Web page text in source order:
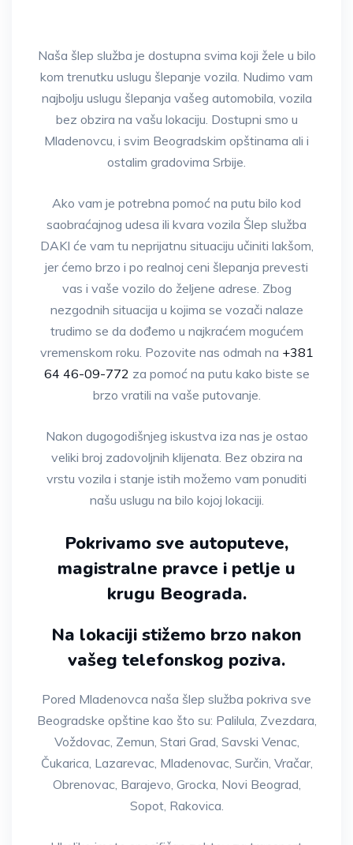
Naša šlep služba je dostupna svima koji žele u bilo
kom trenutku uslugu šlepanje vozila. Nudimo vam
najbolju uslugu šlepanja vašeg automobila, vozila
bez obzira na vašu lokaciju. Dostupni smo u
Mladenovcu, i svim Beogradskim opštinama ali i
ostalim gradovima Srbije.
Ako vam je potrebna pomoć na putu bilo kod
saobraćajnog udesa ili kvara vozila Šlep služba
DAKI će vam tu neprijatnu situaciju učiniti lakšom,
jer ćemo brzo i po realnoj ceni šlepanja prevesti
vas i vaše vozilo do željene adrese. Zbog
nezgodnih situacija u kojima se vozači nalaze
trudimo se da dođemo u najkraćem mogućem
vremenskom roku. Pozovite nas odmah na +381
64 46-09-772 za pomoć na putu kako biste se
brzo vratili na vaše putovanje.
Nakon dugogodišnjeg iskustva iza nas je ostao
veliki broj zadovoljnih klijenata. Bez obzira na
vrstu vozila i stanje istih možemo vam ponuditi
našu uslugu na bilo kojoj lokaciji.
Pokrivamo sve autoputeve,
magistralne pravce i petlje u
krugu Beograda.
Na lokaciji stižemo brzo nakon
vašeg telefonskog poziva.
Pored Mladenovca naša šlep služba pokriva sve
Beogradske opštine kao što su: Palilula, Zvezdara,
Voždovac, Zemun, Stari Grad, Savski Venac,
Čukarica, Lazarevac, Mladenovac, Surčin, Vračar,
Obrenovac, Barajevo, Grocka, Novi Beograd,
Sopot, Rakovica.